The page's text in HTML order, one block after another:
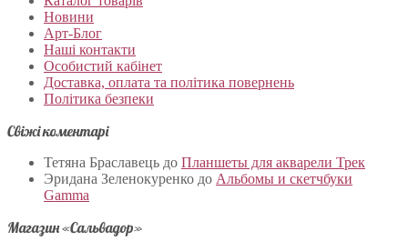
Новини
Арт-Блог
Наші контакти
Особистий кабінет
Доставка, оплата та політика повернень
Політика безпеки
Свіжі коментарі
Тетяна Браславець до Планшеты для акварели Трек
Эридана Зеленокуренко до Альбомы и скетчбуки
Gamma
Магазин «Сальвадор»